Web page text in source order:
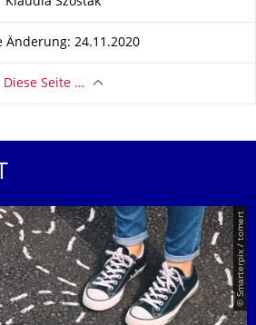
Änderung: 24.11.2020
Diese Seite …
© Smarterpix / tomert